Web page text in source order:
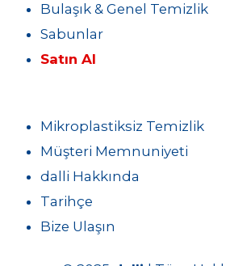
Bulaşık & Genel Temizlik
Sabunlar
Satın Al
Mikroplastiksiz Temizlik
Müşteri Memnuniyeti
dalli Hakkında
Tarihçe
Bize Ulaşın